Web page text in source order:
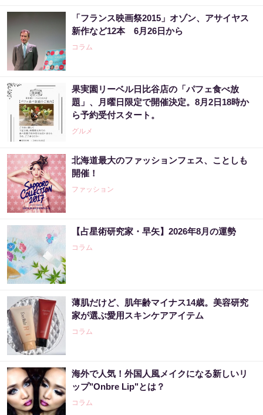
「フランス映画祭2015」オゾン、アサイヤス
新作など12本 6月26日から
コラム
果実園リーベル日比谷店の「パフェ食べ放
題」、月曜日限定で開催決定。8月2日18時か
ら予約受付スタート。
グルメ
北海道最大のファッションフェス、ことしも
開催！
ファッション
【占星術研究家・早矢】2026年8月の運勢
コラム
薄肌だけど、肌年齢マイナス14歳。美容研究
家が選ぶ愛用スキンケアアイテム
コラム
海外で人気！外国人風メイクになる新しいリ
ップ"Onbre Lip"とは？
コラム